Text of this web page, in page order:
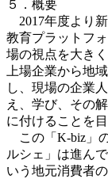
５．概要
2017年度より
教育プラットフ
場の視点を大き
上場企業から地
し、現場の企業
え、学び、その
に付けることを
この「K-biz」
ルシェ」は進ん
いう地元消費者